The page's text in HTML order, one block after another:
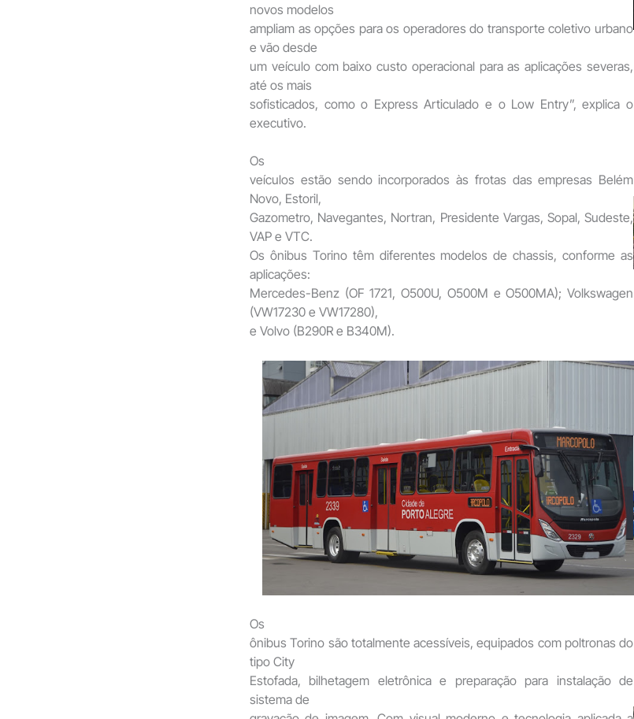
novos modelos
ampliam as opções para os operadores do transporte coletivo urbano
e vão desde
um veículo com baixo custo operacional para as aplicações severas,
até os mais
sofisticados, como o Express Articulado e o Low Entry”, explica o
executivo.
Os
veículos estão sendo incorporados às frotas das empresas Belém
Novo, Estoril,
Gazometro, Navegantes, Nortran, Presidente Vargas, Sopal, Sudeste,
VAP e VTC.
Os ônibus Torino têm diferentes modelos de chassis, conforme as
aplicações:
Mercedes-Benz (OF 1721, O500U, O500M e O500MA); Volkswagen
(VW17230 e VW17280),
e Volvo (B290R e B340M).
Os
ônibus Torino são totalmente acessíveis, equipados com poltronas do
tipo City
Estofada, bilhetagem eletrônica e preparação para instalação de
sistema de